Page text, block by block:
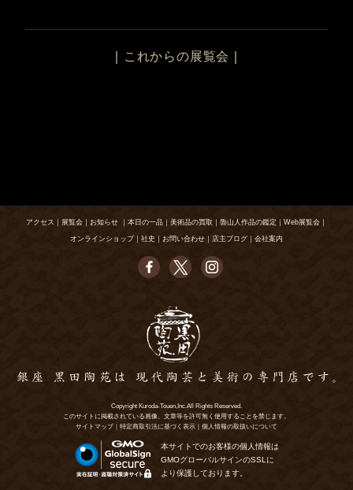
これからの展覧会
アクセス ｜ 展覧会 ｜ お知らせ ｜ 本日の一品 ｜ 美術品の買取 ｜ 魯山人作品の鑑定 ｜ Web展覧会 ｜
オンラインショップ｜ 社史 ｜ お問い合わせ ｜ 店主ブログ ｜ 会社案内
Copyright Kuroda-Touen,Inc.All Rights Reserved.
このサイトに掲載されている画像、文章等を許可無く使用することを禁じます。
サイトマップ
特定商取引法に基づく表示 個人情報の取扱いについて
本サイトでのお客様の個人情報は
GMOグローバルサインのSSLに
より保護しております。